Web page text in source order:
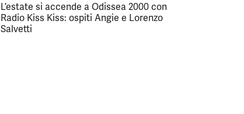
L’estate si accende a Odissea 2000 con
Radio Kiss Kiss: ospiti Angie e Lorenzo
Salvetti